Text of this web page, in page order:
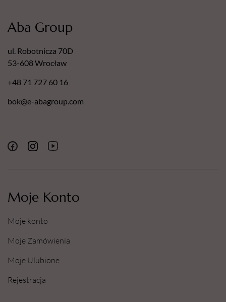
Moje Konto
Moje konto
Moje Zamówienia
Moje Ulubione
Rejestracja
Aba Group
ul. Robotnicza 70D
53-608 Wrocław
+48 71 727 60 16
bok@e-abagroup.com